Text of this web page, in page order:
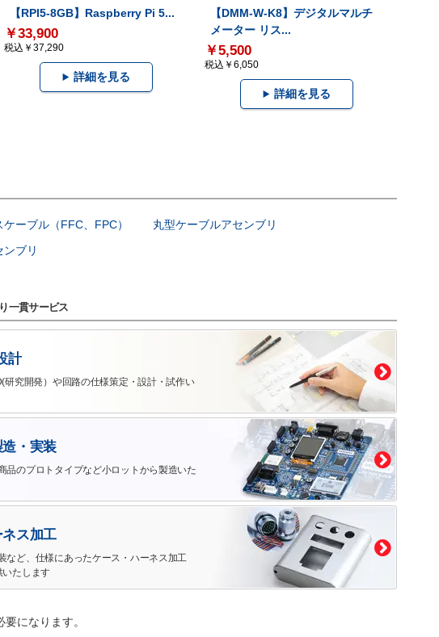
【RPI5-8GB】Raspberry Pi 5...
￥33,900
税込￥37,290
詳細を見る
【DMM-W-K8】デジタルマルチ
メーター リス...
￥5,500
税込￥6,050
詳細を見る
ーブル（FFC、FPC）
丸型ケーブルアセンブリ
ブリ
一貫サービス
計
研究開発）や回路の仕様策定・設計・試作い
・実装
品のプロトタイプなど小ロットから製造いた
ス加工
など、仕様にあったケース・ハーネス加工
いたします
になります。